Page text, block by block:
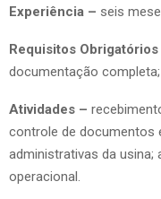
Experiência – seis
Requisitos Obrigatórios
documentação completa;
Atividades –
controle de documentos
administrativas da
operacional.